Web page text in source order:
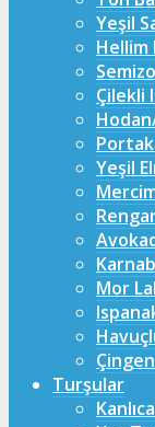
Yeşil
Hellim
Çilekli
Yeşil
Mor
Turşular